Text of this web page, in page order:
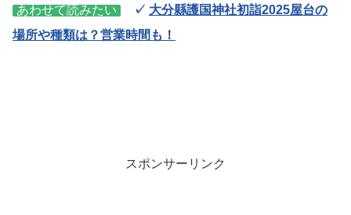
あわせて読みたい ✓ 大分縣護国神社初詣2025屋台の
場所や種類は？営業時間も！
スポンサーリンク